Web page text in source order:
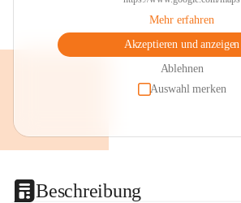
Mehr erfahren
Akzeptieren und anzeigen
Ablehnen
Auswahl merken
Beschreibung